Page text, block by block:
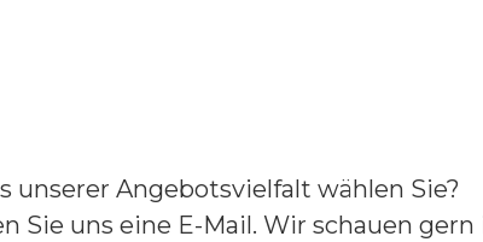
unserer Angebotsvielfalt wählen Sie?
Sie uns eine E-Mail. Wir schauen